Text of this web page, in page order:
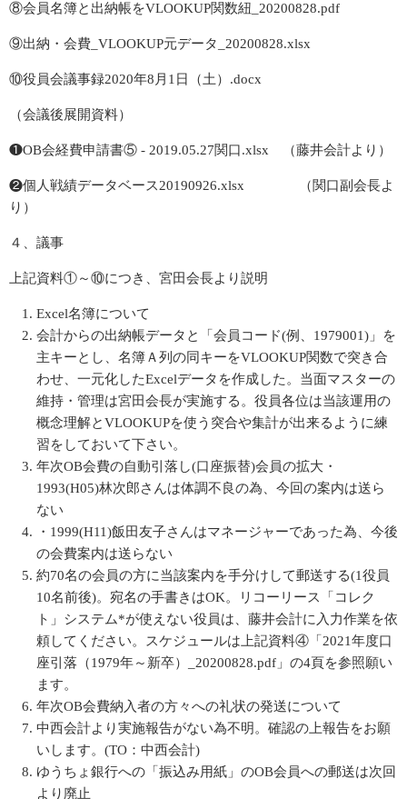
お知らせ
お知らせ(直近)
現役予定(月次)
現役部員
⑧会員名簿と出納帳をVLOOKUP関数紐_20200828.pdf
⑨出納・会費_VLOOKUP元データ_20200828.xlsx
⑩役員会議事録2020年8月1日（土）.docx
（会議後展開資料）
❶OB会経費申請書⑤ - 2019.05.27関口.xlsx （藤井会計より）
❷個人戦績データベース20190926.xlsx （関口副会長よ
り）
４、議事
上記資料①～⑩につき、宮田会長より説明
Excel名簿について
会計からの出納帳データと「会員コード(例、1979001)」を
主キーとし、名簿Ａ列の同キーをVLOOKUP関数で突き合
わせ、一元化したExcelデータを作成した。当面マスターの
維持・管理は宮田会長が実施する。役員各位は当該運用の
概念理解とVLOOKUPを使う突合や集計が出来るように練
習をしておいて下さい。
年次OB会費の自動引落し(口座振替)会員の拡大・
1993(H05)林次郎さんは体調不良の為、今回の案内は送ら
ない
・1999(H11)飯田友子さんはマネージャーであった為、今後
の会費案内は送らない
約70名の会員の方に当該案内を手分けして郵送する(1役員
10名前後)。宛名の手書きはOK。リコーリース「コレク
ト」システム*が使えない役員は、藤井会計に入力作業を依
頼してください。スケジュールは上記資料④「2021年度口
座引落（1979年～新卒）_20200828.pdf」の4頁を参照願い
ます。
年次OB会費納入者の方々への礼状の発送について
中西会計より実施報告がない為不明。確認の上報告をお願
いします。(TO：中西会計)
ゆうちょ銀行への「振込み用紙」のOB会員への郵送は次回
より廃止